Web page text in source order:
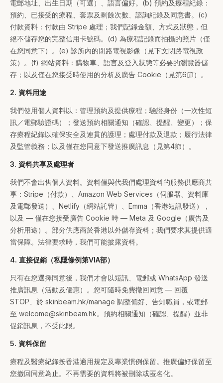
電郵地址、出生日期（可選）、語言偏好。(b) 預約及療程紀錄：
預約、已接受的療程、套票及剩餘次數、諮詢紀錄及同意書。(c)
付款資料：付款由 Stripe 處理；我們記錄金額、方式及狀態，但
絕不儲存您的完整信用卡號碼。(d) 為療程記錄而拍攝的照片（僅
在您同意下）。(e) 診所內的閉路電視影像（見下文閉路電視政
策）。(f) 網站資料：購物車、語言及登入狀態等必要的瀏覽器儲
存；以及僅在您接受時使用的分析及廣告 Cookie（見第6節）。
2. 資料用途
我們使用個人資料以：管理預約及提供療程；驗證身份（一次性短
訊／電郵驗證碼）；發送預約相關通知（確認、提醒、變更）；保
存療程紀錄以確保安全及連貫的護理；處理付款及退款；履行法律
及監管義務；以及僅在您同意下發送推廣訊息（見第4節）。
3. 資料共享及處理者
我們不會出售個人資料。資料僅與代我們處理資料的服務供應商共
享：Stripe（付款）、Amazon Web Services（伺服器、資料庫
及電郵發送）、Netlify（網站託管）、Emma（香港短訊發送），
以及 — 僅在您接受廣告 Cookie 時 — Meta 及 Google（廣告及
分析用途）。部分供應商於香港以外儲存資料；我們要求其提供適
當保障。法律要求時，我們可能披露資料。
4. 直接促銷（私隱條例第VIA部）
只有在您選擇同意後，我們才會以短訊、電郵或 WhatsApp 發送
推廣訊息（活動及優惠）。您可隨時免費撤回同意 — 回覆
STOP、於 skinbeam.hk/manage 調整偏好、告知職員，或電郵
至 welcome@skinbeam.hk。預約相關通知（確認、提醒）並非
促銷訊息，不受此限。
5. 資料保留
療程及醫療紀錄按香港適用規定及專業慣例保留。推廣偏好保留至
您撤回同意為止。不再需要的資料將被刪除或匿名化。